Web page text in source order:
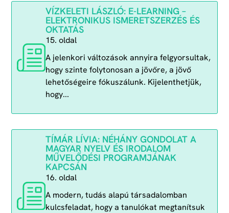
VÍZKELETI LÁSZLÓ: E-LEARNING –
ELEKTRONIKUS ISMERETSZERZÉS ÉS
OKTATÁS
15. oldal
A jelenkori változások annyira felgyorsultak,
hogy szinte folytonosan a jövőre, a jövő
lehetőségeire fókuszálunk. Kijelenthetjük,
hogy...
TÍMÁR LÍVIA: NÉHÁNY GONDOLAT A
MAGYAR NYELV ÉS IRODALOM
MŰVELŐDÉSI PROGRAMJÁNAK
KAPCSÁN
16. oldal
A modern, tudás alapú társadalomban
kulcsfeladat, hogy a tanulókat megtanítsuk